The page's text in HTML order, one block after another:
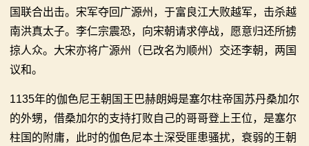
国联合出击。宋军夺回广源州，于富良江大败越军，击杀越
南洪真太子。李仁宗震恐，向宋朝请求停战，愿意归还所掳
掠人众。大宋亦将广源州（已改名为顺州）交还李朝，两国
议和。
1135年的伽色尼王朝国王巴赫朗姆是塞尔柱帝国苏丹桑加尔
的外甥，借桑加尔的支持打败自己的哥哥登上王位，是塞尔
柱国的附庸，此时的伽色尼本土深受匪患骚扰，衰弱的王朝